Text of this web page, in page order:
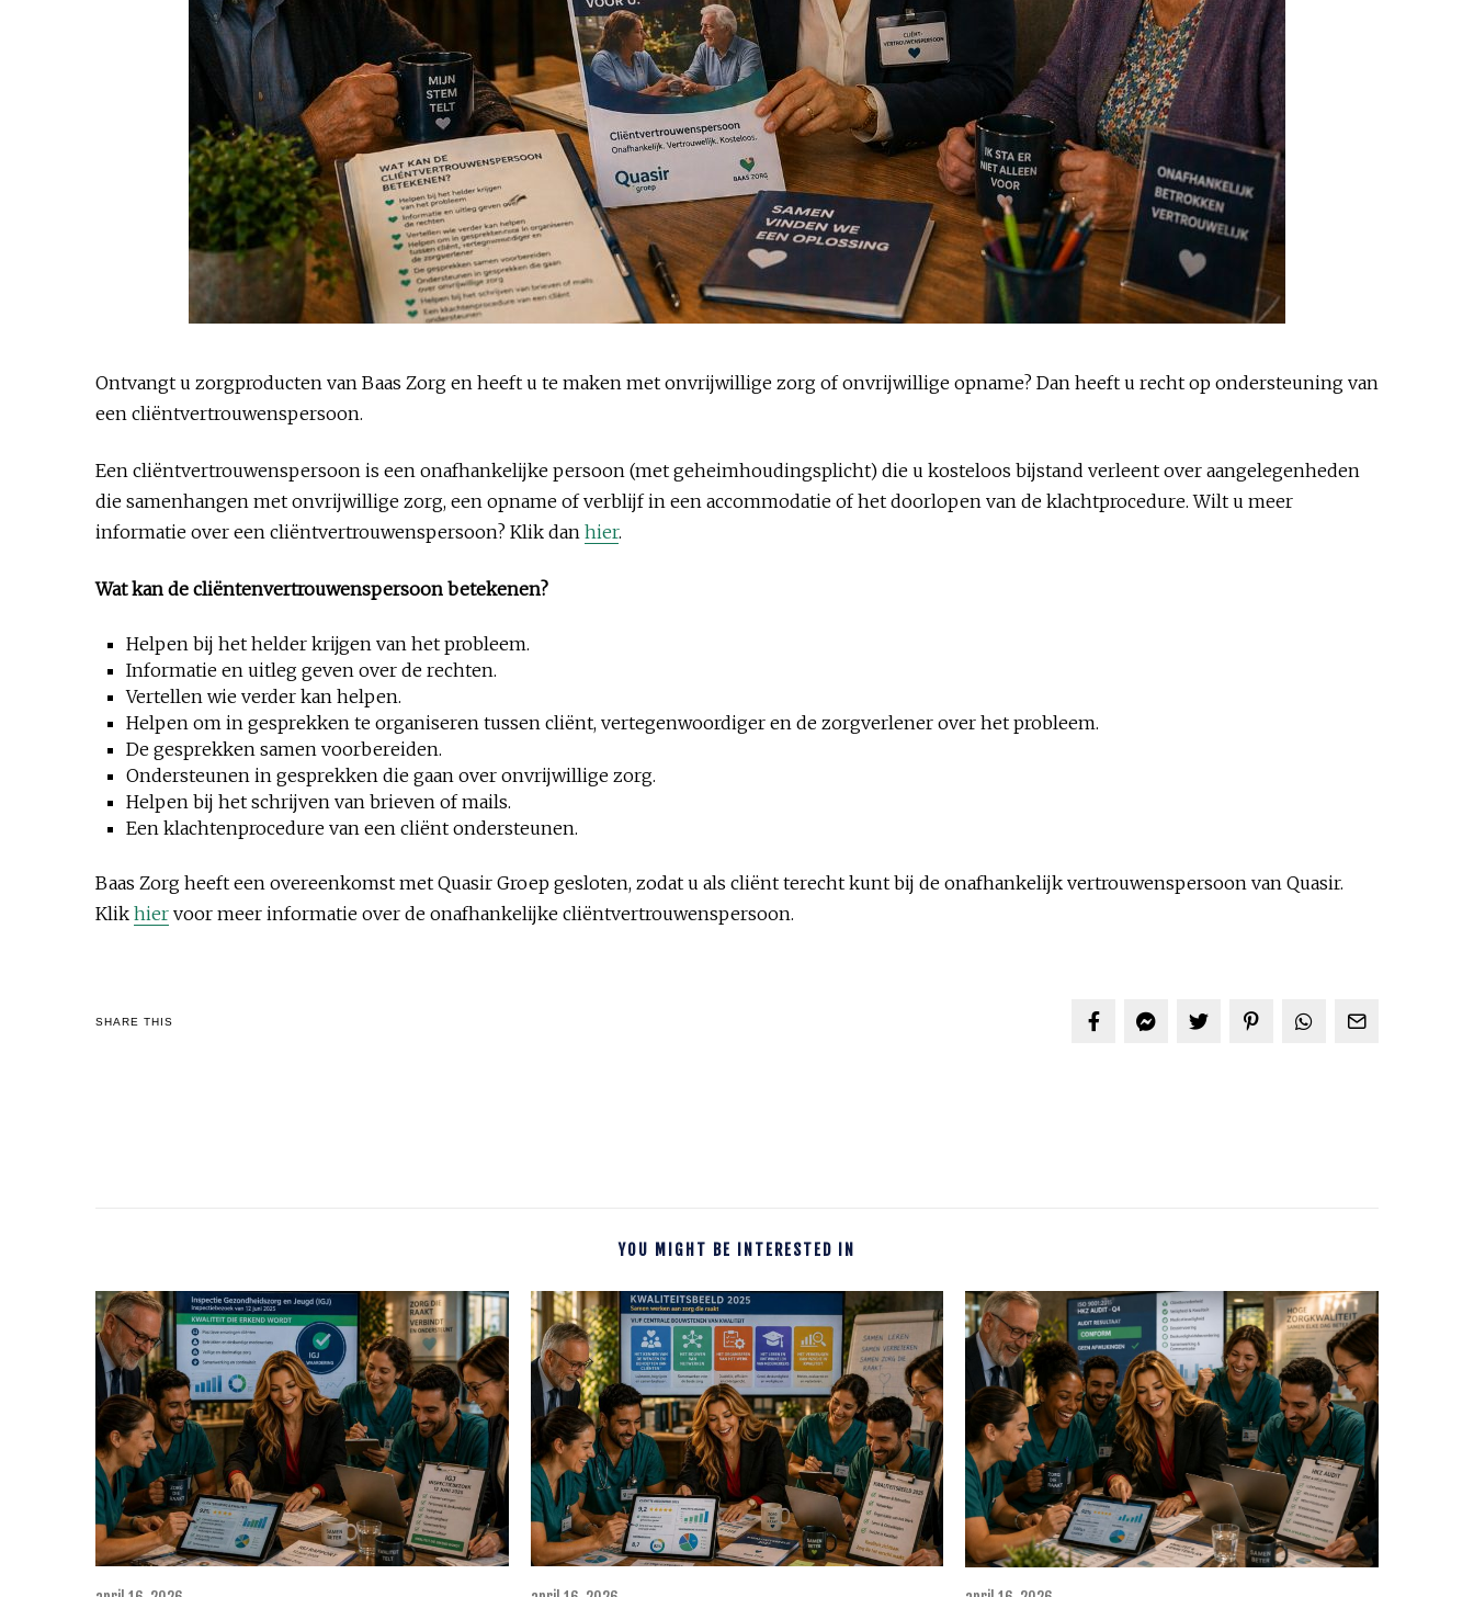
Ontvangt u zorgproducten van Baas Zorg en heeft u te maken met onvrijwillige zorg of onvrijwillige opname? Dan heeft u recht op ondersteuning van
een cliëntvertrouwenspersoon.
Een cliëntvertrouwenspersoon is een onafhankelijke persoon (met geheimhoudingsplicht) die u kosteloos bijstand verleent over aangelegenheden
die samenhangen met onvrijwillige zorg, een opname of verblijf in een accommodatie of het doorlopen van de klachtprocedure. Wilt u meer
informatie over een cliëntvertrouwenspersoon? Klik dan hier.
Wat kan de cliëntenvertrouwenspersoon betekenen?
Helpen bij het helder krijgen van het probleem.
Informatie en uitleg geven over de rechten.
Vertellen wie verder kan helpen.
Helpen om in gesprekken te organiseren tussen cliënt, vertegenwoordiger en de zorgverlener over het probleem.
De gesprekken samen voorbereiden.
Ondersteunen in gesprekken die gaan over onvrijwillige zorg.
Helpen bij het schrijven van brieven of mails.
Een klachtenprocedure van een cliënt ondersteunen.
Baas Zorg heeft een overeenkomst met Quasir Groep gesloten, zodat u als cliënt terecht kunt bij de onafhankelijk vertrouwenspersoon van Quasir.
Klik hier voor meer informatie over de onafhankelijke cliëntvertrouwenspersoon.
SHARE THIS
YOU MIGHT BE INTERESTED IN